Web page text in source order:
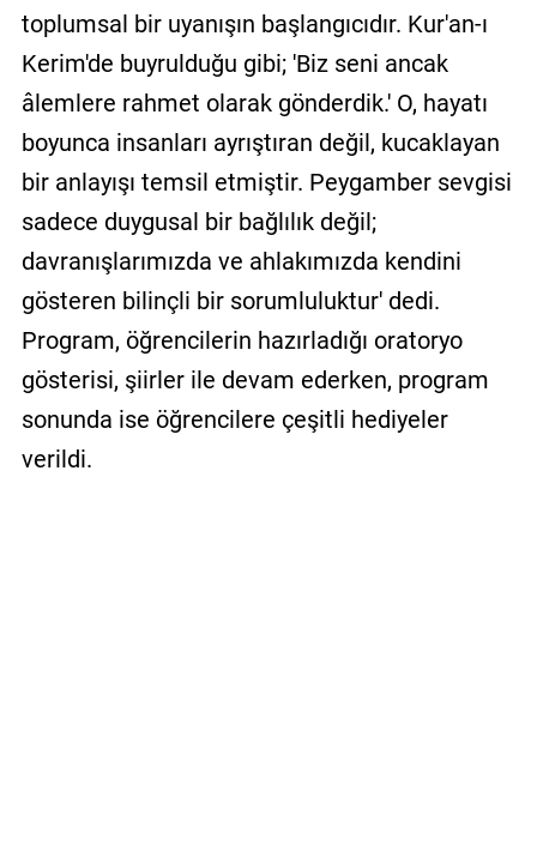
toplumsal bir uyanışın başlangıcıdır. Kur'an-ı
Kerim'de buyrulduğu gibi; 'Biz seni ancak
âlemlere rahmet olarak gönderdik.' O, hayatı
boyunca insanları ayrıştıran değil, kucaklayan
bir anlayışı temsil etmiştir. Peygamber sevgisi
sadece duygusal bir bağlılık değil;
davranışlarımızda ve ahlakımızda kendini
gösteren bilinçli bir sorumluluktur' dedi.
Program, öğrencilerin hazırladığı oratoryo
gösterisi, şiirler ile devam ederken, program
sonunda ise öğrencilere çeşitli hediyeler
verildi.